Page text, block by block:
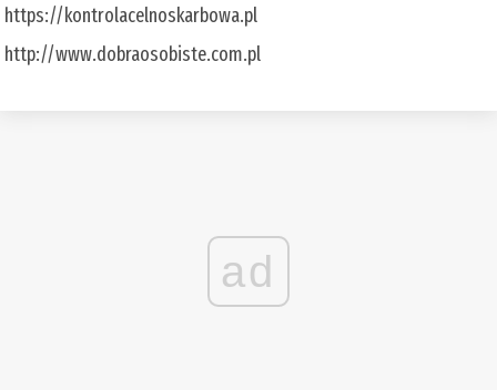
https://kontrolacelnoskarbowa.pl
http://www.dobraosobiste.com.pl
ad